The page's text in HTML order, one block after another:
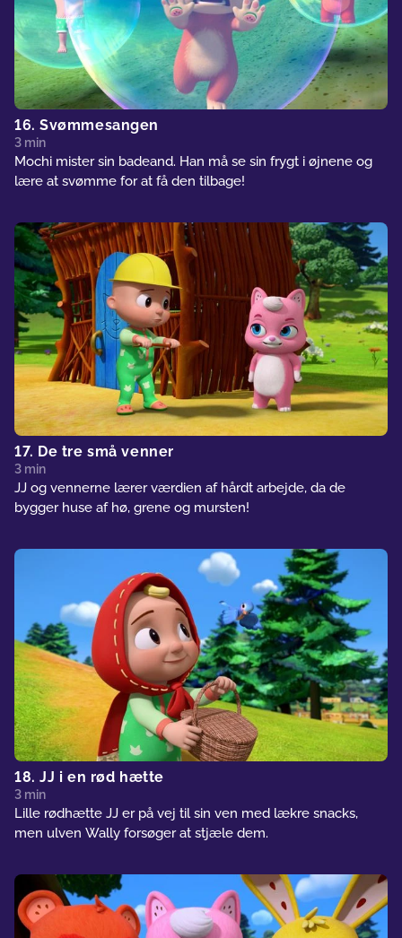
16. Svømmesangen
3 min
Mochi mister sin badeand. Han må se sin frygt i øjnene og
lære at svømme for at få den tilbage!
17. De tre små venner
3 min
JJ og vennerne lærer værdien af hårdt arbejde, da de
bygger huse af hø, grene og mursten!
18. JJ i en rød hætte
3 min
Lille rødhætte JJ er på vej til sin ven med lækre snacks,
men ulven Wally forsøger at stjæle dem.